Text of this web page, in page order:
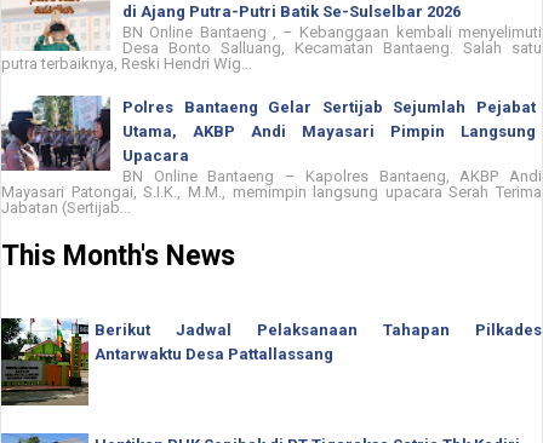
di Ajang Putra-Putri Batik Se-Sulselbar 2026
BN Online Bantaeng , – Kebanggaan kembali menyelimuti
Desa Bonto Salluang, Kecamatan Bantaeng. Salah satu
putra terbaiknya, Reski Hendri Wig...
Polres Bantaeng Gelar Sertijab Sejumlah Pejabat
Utama, AKBP Andi Mayasari Pimpin Langsung
Upacara
BN Online Bantaeng – Kapolres Bantaeng, AKBP Andi
Mayasari Patongai, S.I.K., M.M., memimpin langsung upacara Serah Terima
Jabatan (Sertijab...
This Month's News
Berikut Jadwal Pelaksanaan Tahapan Pilkades
Antarwaktu Desa Pattallassang